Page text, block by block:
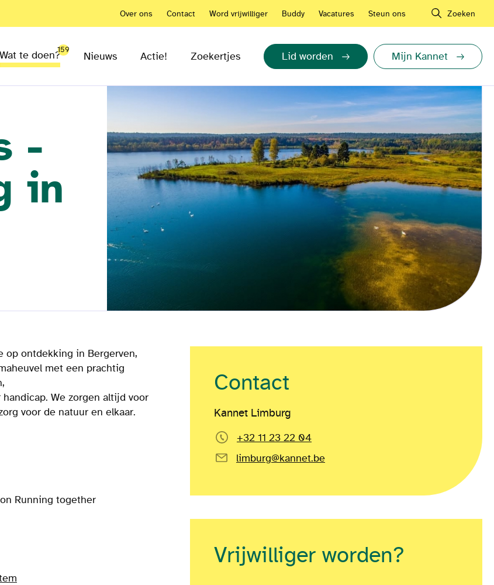
Over ons Contact Word vrijwilliger Buddy Vacatures Steun ons Zoeken
Wat te doen?159
Nieuws Actie! Zoekertjes Lid worden Mijn Kannet
-
in
op ontdekking in Bergerven,
met een prachtig
We zorgen altijd voor
voor de natuur en elkaar.
Running together
Contact
Kannet Limburg
+32 11 23 22 04
limburg@kannet.be
Vrijwilliger worden?